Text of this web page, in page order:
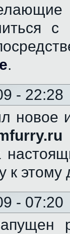
с
.
- 22:28
новое
к этому
- 07:20